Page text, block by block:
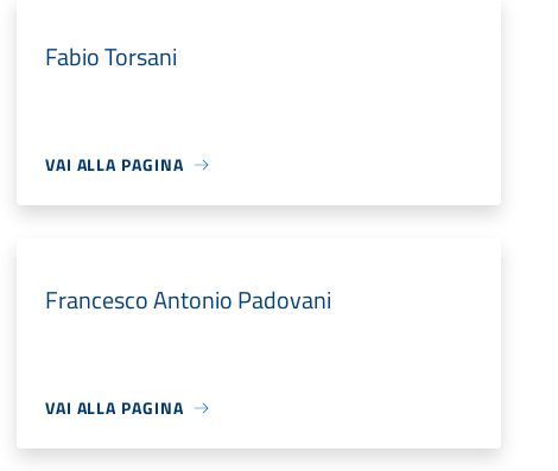
Fabio Torsani
VAI ALLA PAGINA
Francesco Antonio Padovani
VAI ALLA PAGINA